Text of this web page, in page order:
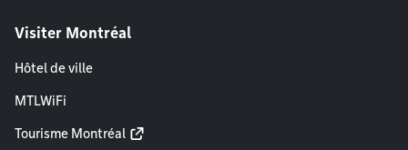
Visiter Montréal
Hôtel de ville
MTLWiFi
Tourisme Montréal